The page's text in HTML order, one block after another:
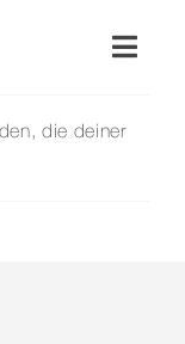
die deiner